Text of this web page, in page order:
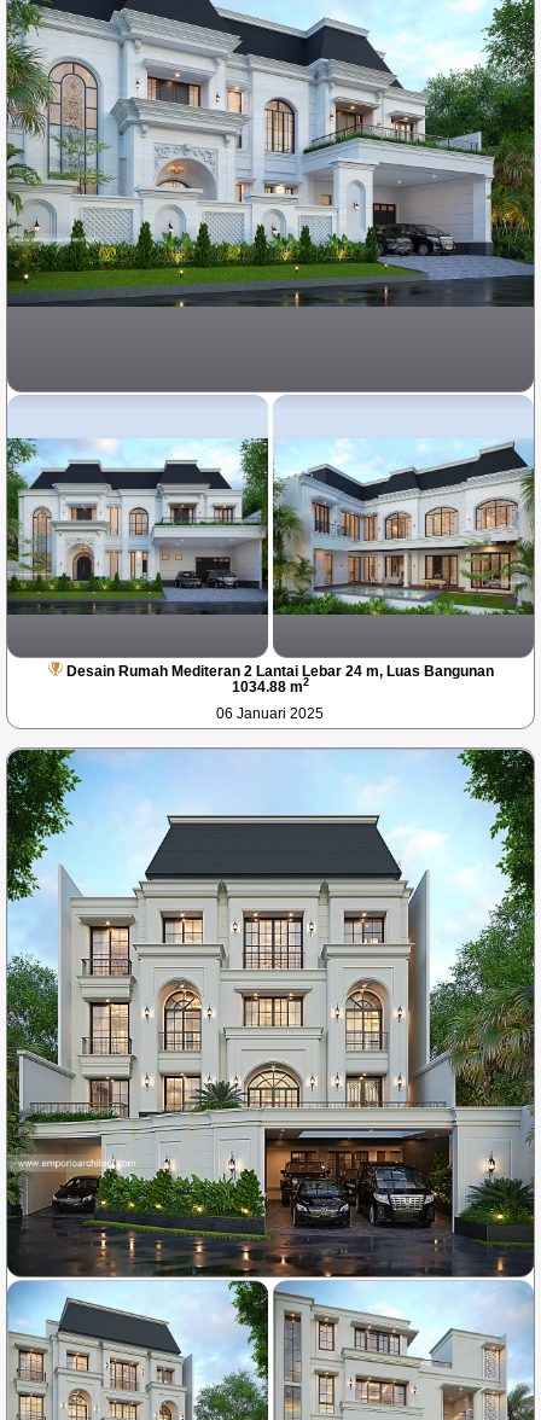
Desain Rumah Mediteran 2 Lantai Lebar 24 m, Luas Bangunan
1034.88 m2
06 Januari 2025